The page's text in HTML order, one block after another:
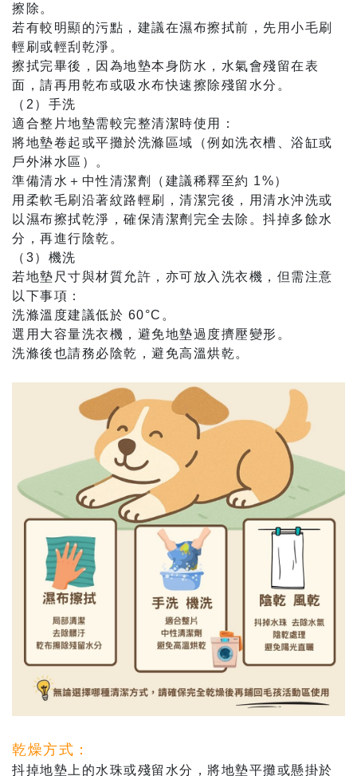
擦除。
若有較明顯的污點，建議在濕布擦拭前，先用小毛刷
輕刷或輕刮乾淨。
擦拭完畢後，因為地墊本身防水，水氣會殘留在表
面，請再用乾布或吸水布快速擦除殘留水分。
（2）手洗
適合整片地墊需較完整清潔時使用：
將地墊卷起或平攤於洗滌區域（例如洗衣槽、浴缸或
戶外淋水區）。
準備清水＋中性清潔劑（建議稀釋至約 1%）
用柔軟毛刷沿著紋路輕刷，清潔完後，用清水沖洗或
以濕布擦拭乾淨，確保清潔劑完全去除。抖掉多餘水
分，再進行陰乾。
（3）機洗
若地墊尺寸與材質允許，亦可放入洗衣機，但需注意
以下事項：
洗滌溫度建議低於 60°C。
選用大容量洗衣機，避免地墊過度擠壓變形。
洗滌後也請務必陰乾，避免高溫烘乾。
乾燥方式：
抖掉地墊上的水珠或殘留水分，將地墊平攤或懸掛於